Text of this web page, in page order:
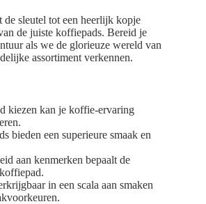
sleutel tot een heerlijk kopje
de juiste koffiepads. Bereid je
als we de glorieuze wereld van
assortiment verkennen.
kiezen kan je koffie-ervaring
bieden een superieure smaak en
aan kenmerken bepaalt de
in een scala aan smaken